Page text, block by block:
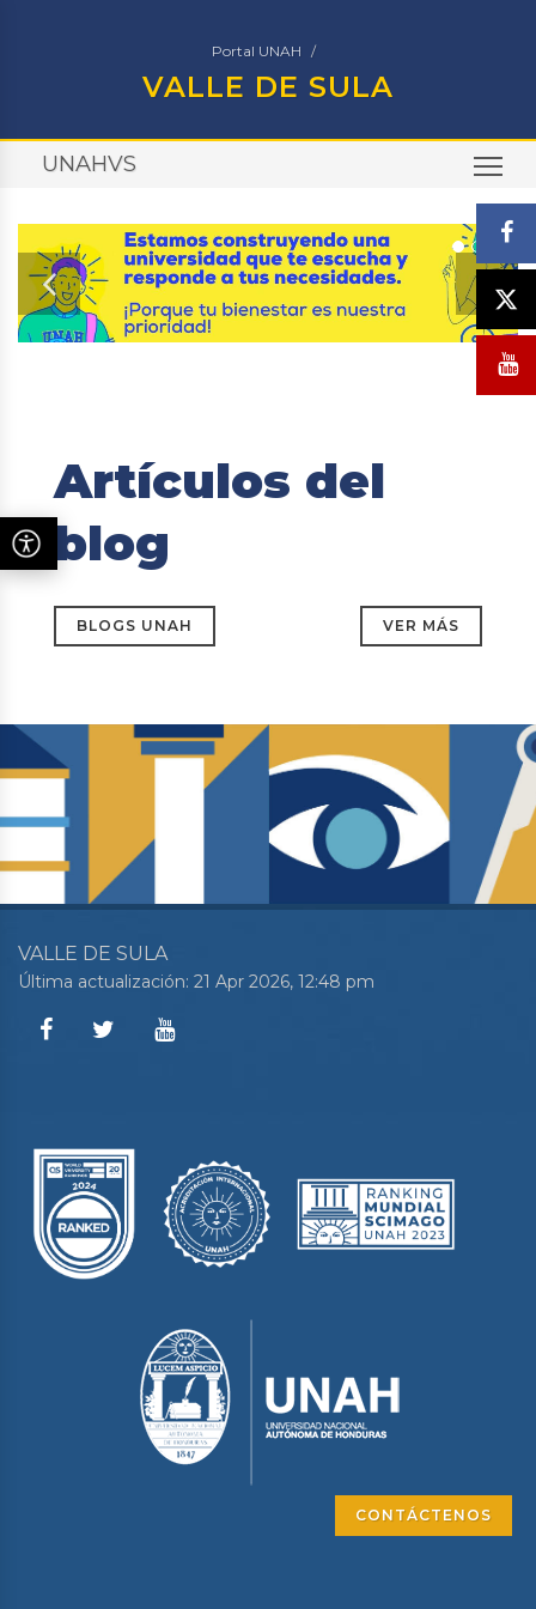
Portal UNAH
VALLE DE SULA
UNAHVS
Artículos del
blog
BLOGS UNAH VER MÁS
VALLE DE SULA
Última actualización: 21 Apr 2026, 12:48 pm
CONTÁCTENOS